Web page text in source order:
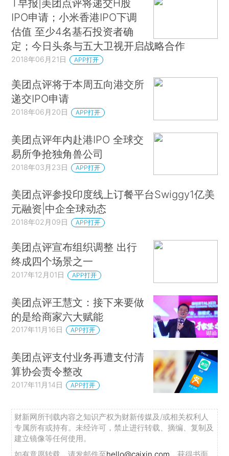
T早报|美团点评将递交H股
IPO申请；小米香港IPO下调
估值 至少4名基石投资者确
定；今日头条与五大卫视开启战略合作
2018年06月21日 APP打开
美团点评将于本周五向港交所
递交IPO申请
2018年06月20日 APP打开
美团点评年内赴港IPO 全球交
易所争抢独角兽公司
2018年03月23日 APP打开
美团点评参投印度线上订餐平台Swiggy1亿美
元融资|中企全球动态
2018年02月09日 APP打开
美团点评宣布组织调整 出行
终成四个场景之一
2017年12月01日 APP打开
美团点评王慧文：接下来要做
的是给商家六大赋能
2017年11月16日 APP打开
美团点评支付业务再遭支付清
算协会责令整改
2017年11月14日 APP打开
财新网所刊载内容之知识产权为财新传媒及/或相关权利人
专属所有或持有。未经许可，禁止进行转载、摘编、复制及
建立镜像等任何使用。